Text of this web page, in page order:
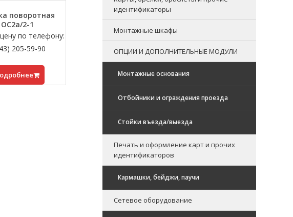
поворотная
ОС2а/2-1
по телефону:
205-59-90
идентификаторы
Монтажные шкафы
ОПЦИИ И ДОПОЛНИТЕЛЬНЫЕ МОДУЛИ
Монтажные основания
Отбойники и ограждения проезда
Стойки въезда/выезда
Печать и оформление карт и прочих
идентификаторов
Кармашки, бейджи, паучи
Сетевое оборудование